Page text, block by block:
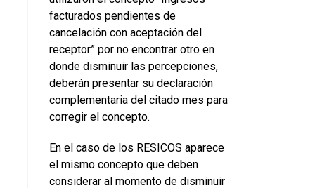
facturados pendientes de
cancelación con aceptación del
receptor” por no encontrar otro en
donde disminuir las percepciones,
deberán presentar su declaración
complementaria del citado mes para
corregir el concepto.
En el caso de los RESICOS aparece
el mismo concepto que deben
considerar al momento de disminuir